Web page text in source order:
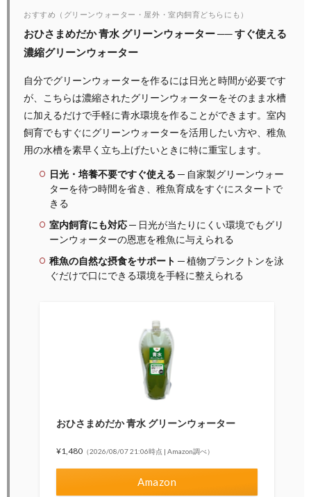
おすすめ（グリーンウォーター・屋外・室内飼育どちらにも）
おひさまめだか 青水 グリーンウォーター ── すぐ使える
濃縮グリーンウォーター
自分でグリーンウォーターを作るには日光と時間が必要です
が、こちらは濃縮されたグリーンウォーターをそのまま水槽
に加えるだけで手軽に青水環境を作ることができます。室内
飼育でもすぐにグリーンウォーターを活用したい方や、稚魚
用の水槽を素早く立ち上げたいときに特に重宝します。
日光・培養不要ですぐ使える ─ 自家製グリーンウォー
ターを待つ時間を省き、稚魚育成をすぐにスタートで
きる
室内飼育にも対応─ 日光が当たりにくい環境でもグリ
ーンウォーターの恩恵を稚魚に与えられる
稚魚の自然な摂食をサポート ─ 植物プランクトンを泳
ぐだけで口にできる環境を手軽に整えられる
おひさまめだか 青水 グリーンウォーター
¥1,480 （2026/08/07 21:06時点 | Amazon調べ）
Amazon